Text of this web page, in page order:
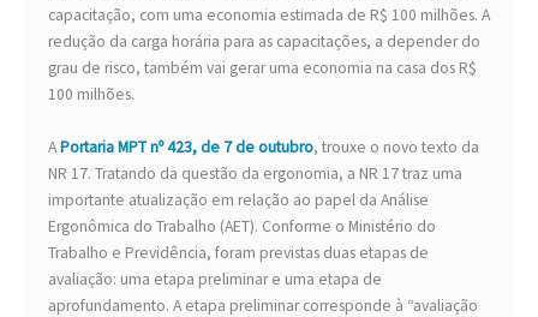
capacitação, com uma economia estimada de R$ 100 milhões. A
redução da carga horária para as capacitações, a depender do
grau de risco, também vai gerar uma economia na casa dos R$
100 milhões.
APortaria MPT nº 423, de 7 de outubro, trouxe o novo texto da
NR 17. Tratando da questão da ergonomia, a NR 17 traz uma
importante atualização em relação ao papel da Análise
Ergonômica do Trabalho (AET). Conforme o Ministério do
Trabalho e Previdência, foram previstas duas etapas de
avaliação: uma etapa preliminar e uma etapa de
aprofundamento. A etapa preliminar corresponde à “avaliação